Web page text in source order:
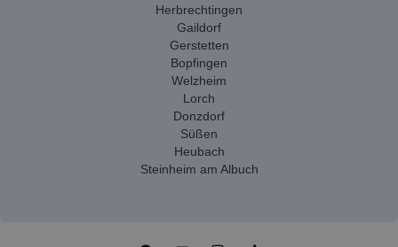
Herbrechtingen
Gaildorf
Gerstetten
Bopfingen
Welzheim
Lorch
Donzdorf
Süßen
Heubach
Steinheim am Albuch